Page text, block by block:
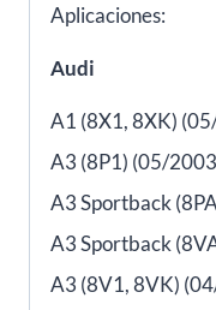
Aplicaciones:
Audi
A1 (8X1, 8XK)
A3 (8P1) (05/
A3 Sportback
A3 Sportback
A3 (8V1, 8VK)